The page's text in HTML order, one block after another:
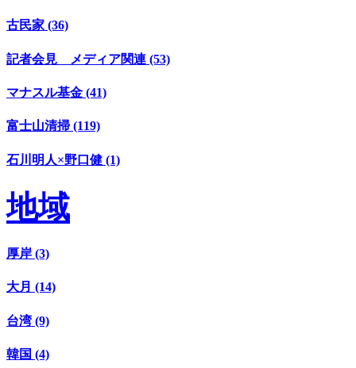
古民家 (36)
記者会見 メディア関連 (53)
マナスル基金 (41)
富士山清掃 (119)
石川明人×野口健 (1)
地域
厚岸 (3)
大月 (14)
台湾 (9)
韓国 (4)